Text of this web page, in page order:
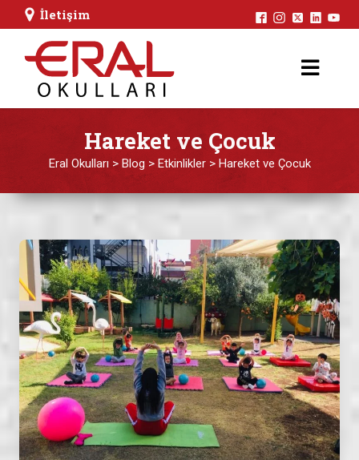
İletişim
Hareket ve Çocuk
Eral Okulları> Blog > Etkinlikler> Hareket ve Çocuk